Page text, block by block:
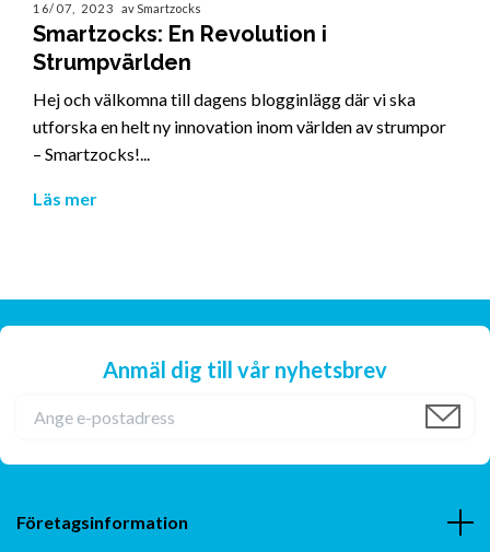
16/07, 2023 av Smartzocks
Smartzocks: En Revolution i
Strumpvärlden
Hej och välkomna till dagens blogginlägg där vi ska
utforska en helt ny innovation inom världen av strumpor
– Smartzocks!...
Läs mer
Anmäl dig till vår nyhetsbrev
Företagsinformation